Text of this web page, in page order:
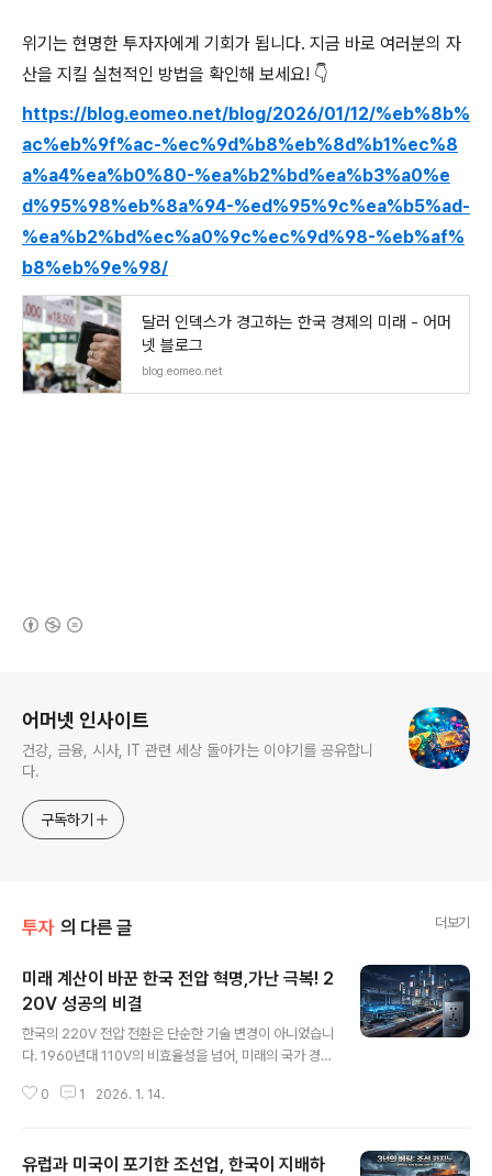
위기는 현명한 투자자에게 기회가 됩니다. 지금 바로 여러분의 자
산을 지킬 실천적인 방법을 확인해 보세요! 👇
https://blog.eomeo.net/blog/2026/01/12/%eb%8b%
ac%eb%9f%ac-%ec%9d%b8%eb%8d%b1%ec%8
a%a4%ea%b0%80-%ea%b2%bd%ea%b3%a0%e
d%95%98%eb%8a%94-%ed%95%9c%ea%b5%ad-
%ea%b2%bd%ec%a0%9c%ec%9d%98-%eb%af%
b8%eb%9e%98/
달러 인덱스가 경고하는 한국 경제의 미래 - 어머
넷 블로그
blog.eomeo.net
어머넷 인사이트
건강, 금융, 시사, IT 관련 세상 돌아가는 이야기를 공유합니
다.
구독하기
투자 의 다른 글 더보기
미래 계산이 바꾼 한국 전압 혁명,가난 극복! 2
20V 성공의 비결
한국의 220V 전압 전환은 단순한 기술 변경이 아니었습니
다. 1960년대 110V의 비효율성을 넘어, 미래의 국가 경쟁
'지금의 비용이 아니라 미래의 부담을 줄이자'는 통찰로 19
묵묵히 진행된 이 대장정은, 선진국조차 엄두 내지 못했던
0 1 2026. 1. 14.
유럽과 미국이 포기한 조선업, 한국이 지배하